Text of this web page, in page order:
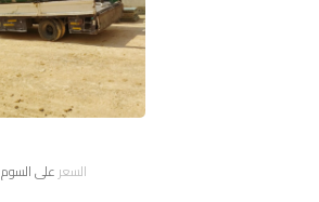
السعر على السوم